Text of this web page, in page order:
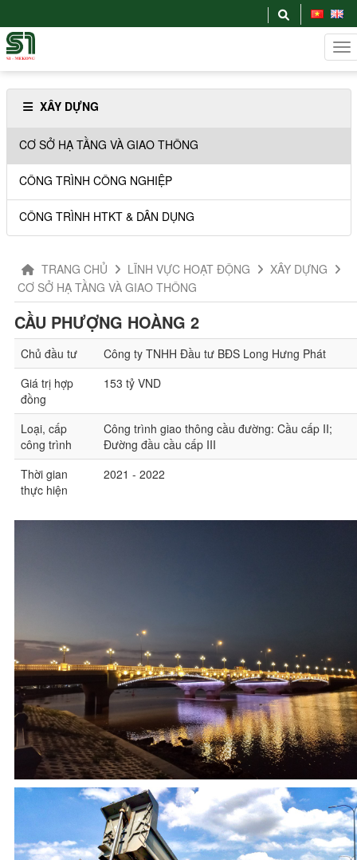
XÂY DỰNG
CƠ SỞ HẠ TẦNG VÀ GIAO THÔNG
CÔNG TRÌNH CÔNG NGHIỆP
CÔNG TRÌNH HTKT & DÂN DỤNG
TRANG CHỦ LĨNH VỰC HOẠT ĐỘNG
XÂY DỰNG
CƠ SỞ HẠ TẦNG VÀ GIAO THÔNG
CẦU PHƯỢNG HOÀNG 2
Chủ đầu tư
Công ty TNHH Đầu tư BĐS Long Hưng Phát
Giá trị hợp
đồng
153 tỷ VND
Loại, cấp
công trình
Công trình giao thông cầu đường: Cầu cấp II;
Đường đầu cầu cấp III
Thời gian
thực hiện
2021 - 2022